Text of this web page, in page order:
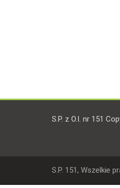
S.P. z O.I. nr 151
S.P. 151, Wszelkie